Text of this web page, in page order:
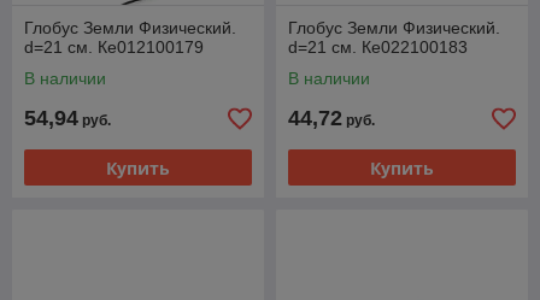
Глобус Земли Физический.
d=21 см. Ке012100179
В наличии
54,94 руб.
Купить
Глобус Земли Физический.
d=21 см. Ке022100183
В наличии
44,72 руб.
Купить